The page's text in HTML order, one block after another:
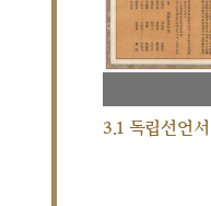
3.1 독립선언서